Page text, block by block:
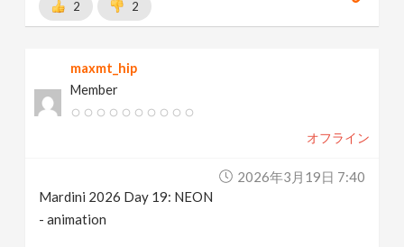
2 2
maxmt_hip
Member
オフライン
2026年3月19日 7:40
Mardini 2026 Day 19: NEON
- animation